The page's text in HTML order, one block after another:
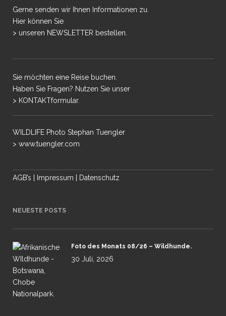
Gerne senden wir Ihnen Informationen zu.
Hier können Sie
> unseren NEWSLETTER bestellen.
Sie möchten eine Reise buchen.
Haben Sie Fragen? Nutzen Sie unser
> KONTAKTformular.
WILDLIFE Photo Stephan Tuengler
> www.tuengler.com
AGB’s Impressum Datenschutz
NEUESTE POSTS
Foto des Monats 08/26 – Wildhunde.
30 Juli, 2026